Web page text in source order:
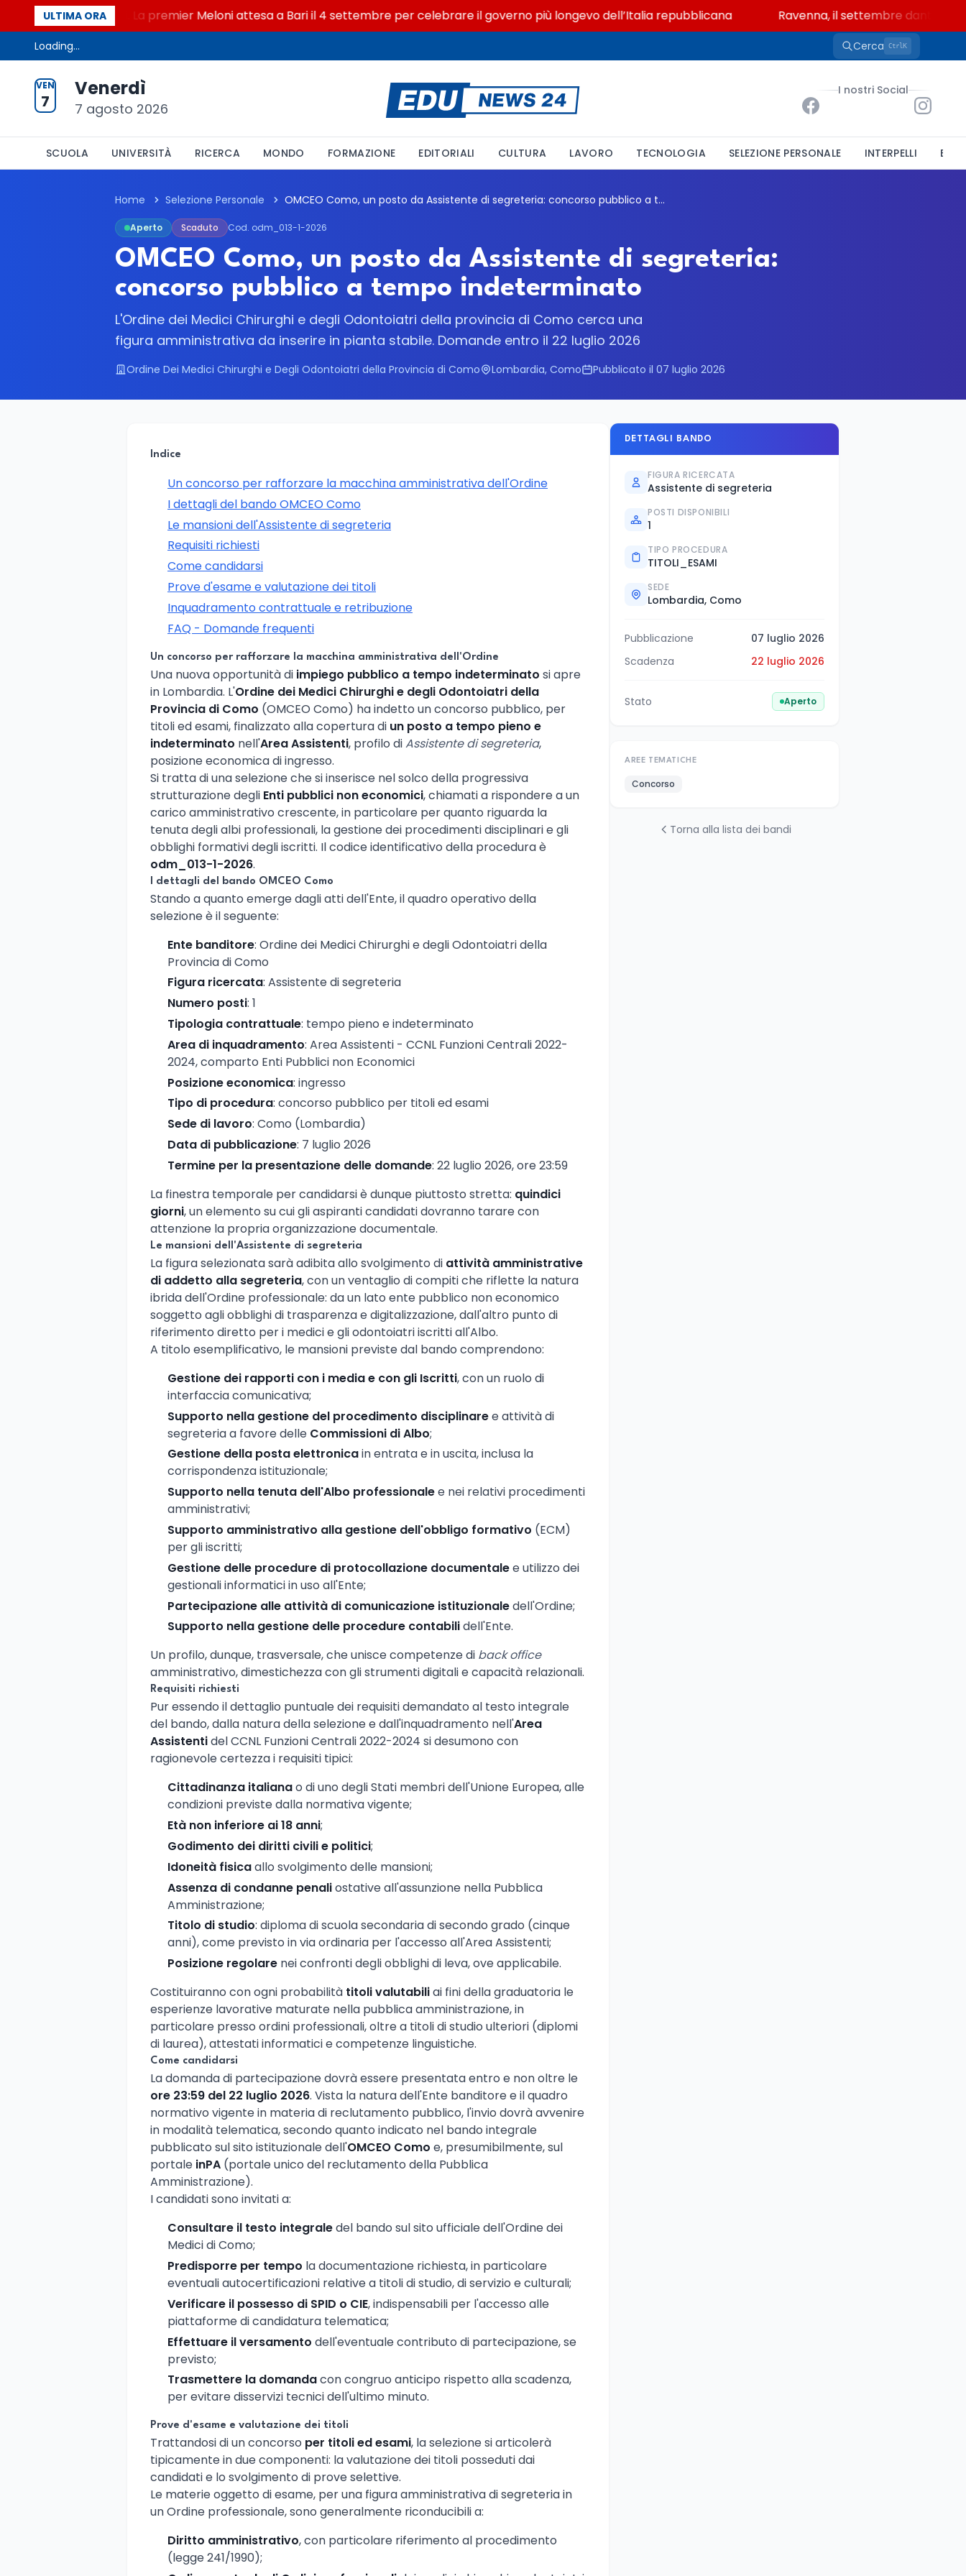
ULTIMA ORA
elettorale e Rai. La premier Meloni attesa a Bari il 4 settembre per celebrare il governo più longevo dell’Italia repubblicana Ravenna, il settembre dantesco nel
Loading... Cerca CtrlK
VEN
7
Venerdì
7 agosto 2026
I nostri Social
SCUOLA UNIVERSITÀ RICERCA MONDO FORMAZIONE EDITORIALI CULTURA LAVORO TECNOLOGIA SELEZIONE PERSONALE INTERPELLI
Home Selezione Personale OMCEO Como, un posto da Assistente di segreteria: concorso pubblico a tempo indeterminato
Aperto Scaduto Cod. odm_013-1-2026
OMCEO Como, un posto da Assistente di segreteria:
concorso pubblico a tempo indeterminato
L'Ordine dei Medici Chirurghi e degli Odontoiatri della provincia di Como cerca una
figura amministrativa da inserire in pianta stabile. Domande entro il 22 luglio 2026
Ordine Dei Medici Chirurghi e Degli Odontoiatri della Provincia di Como Lombardia, Como Pubblicato il 07 luglio 2026
Indice
Un concorso per rafforzare la macchina amministrativa dell'Ordine
I dettagli del bando OMCEO Como
Le mansioni dell'Assistente di segreteria
Requisiti richiesti
Come candidarsi
Prove d'esame e valutazione dei titoli
Inquadramento contrattuale e retribuzione
FAQ - Domande frequenti
Un concorso per rafforzare la macchina amministrativa dell'Ordine
Una nuova opportunità di impiego pubblico a tempo indeterminato si apre
in Lombardia. L'Ordine dei Medici Chirurghi e degli Odontoiatri della
Provincia di Como (OMCEO Como) ha indetto un concorso pubblico, per
titoli ed esami, finalizzato alla copertura di un posto a tempo pieno e
indeterminato nell'Area Assistenti, profilo diAssistente di segreteria,
posizione economica di ingresso.
Si tratta di una selezione che si inserisce nel solco della progressiva
strutturazione degli Enti pubblici non economici, chiamati a rispondere a un
carico amministrativo crescente, in particolare per quanto riguarda la
tenuta degli albi professionali, la gestione dei procedimenti disciplinari e gli
obblighi formativi degli iscritti. Il codice identificativo della procedura è
odm_013-1-2026.
I dettagli del bando OMCEO Como
Stando a quanto emerge dagli atti dell'Ente, il quadro operativo della
selezione è il seguente:
Ente banditore: Ordine dei Medici Chirurghi e degli Odontoiatri della
Provincia di Como
Figura ricercata: Assistente di segreteria
Numero posti: 1
Tipologia contrattuale: tempo pieno e indeterminato
Area di inquadramento: Area Assistenti - CCNL Funzioni Centrali 2022-
2024, comparto Enti Pubblici non Economici
Posizione economica: ingresso
Tipo di procedura: concorso pubblico per titoli ed esami
Sede di lavoro: Como (Lombardia)
Data di pubblicazione: 7 luglio 2026
Termine per la presentazione delle domande: 22 luglio 2026, ore 23:59
La finestra temporale per candidarsi è dunque piuttosto stretta: quindici
giorni, un elemento su cui gli aspiranti candidati dovranno tarare con
attenzione la propria organizzazione documentale.
Le mansioni dell'Assistente di segreteria
La figura selezionata sarà adibita allo svolgimento di attività amministrative
di addetto alla segreteria, con un ventaglio di compiti che riflette la natura
ibrida dell'Ordine professionale: da un lato ente pubblico non economico
soggetto agli obblighi di trasparenza e digitalizzazione, dall'altro punto di
riferimento diretto per i medici e gli odontoiatri iscritti all'Albo.
A titolo esemplificativo, le mansioni previste dal bando comprendono:
Gestione dei rapporti con i media e con gli Iscritti, con un ruolo di
interfaccia comunicativa;
Supporto nella gestione del procedimento disciplinaree attività di
segreteria a favore delle Commissioni di Albo;
Gestione della posta elettronicain entrata e in uscita, inclusa la
corrispondenza istituzionale;
Supporto nella tenuta dell'Albo professionalee nei relativi procedimenti
amministrativi;
Supporto amministrativo alla gestione dell'obbligo formativo (ECM)
per gli iscritti;
Gestione delle procedure di protocollazione documentalee utilizzo dei
gestionali informatici in uso all'Ente;
Partecipazione alle attività di comunicazione istituzionaledell'Ordine;
Supporto nella gestione delle procedure contabilidell'Ente.
Un profilo, dunque, trasversale, che unisce competenze di back office
amministrativo, dimestichezza con gli strumenti digitali e capacità relazionali.
Requisiti richiesti
Pur essendo il dettaglio puntuale dei requisiti demandato al testo integrale
del bando, dalla natura della selezione e dall'inquadramento nell'Area
Assistentidel CCNL Funzioni Centrali 2022-2024 si desumono con
ragionevole certezza i requisiti tipici:
Cittadinanza italianao di uno degli Stati membri dell'Unione Europea, alle
condizioni previste dalla normativa vigente;
Età non inferiore ai 18 anni;
Godimento dei diritti civili e politici;
Idoneità fisicaallo svolgimento delle mansioni;
Assenza di condanne penaliostative all'assunzione nella Pubblica
Amministrazione;
Titolo di studio: diploma di scuola secondaria di secondo grado (cinque
anni), come previsto in via ordinaria per l'accesso all'Area Assistenti;
Posizione regolare nei confronti degli obblighi di leva, ove applicabile.
Costituiranno con ogni probabilità titoli valutabiliai fini della graduatoria le
esperienze lavorative maturate nella pubblica amministrazione, in
particolare presso ordini professionali, oltre a titoli di studio ulteriori (diplomi
di laurea), attestati informatici e competenze linguistiche.
Come candidarsi
La domanda di partecipazione dovrà essere presentata entro e non oltre le
ore 23:59 del 22 luglio 2026. Vista la natura dell'Ente banditore e il quadro
normativo vigente in materia di reclutamento pubblico, l'invio dovrà avvenire
in modalità telematica, secondo quanto indicato nel bando integrale
pubblicato sul sito istituzionale dell'OMCEO Como e, presumibilmente, sul
portale inPA (portale unico del reclutamento della Pubblica
Amministrazione).
I candidati sono invitati a:
Consultare il testo integraledel bando sul sito ufficiale dell'Ordine dei
Medici di Como;
Predisporre per tempo la documentazione richiesta, in particolare
eventuali autocertificazioni relative a titoli di studio, di servizio e culturali;
Verificare il possesso di SPID o CIE, indispensabili per l'accesso alle
piattaforme di candidatura telematica;
Effettuare il versamento dell'eventuale contributo di partecipazione, se
previsto;
Trasmettere la domandacon congruo anticipo rispetto alla scadenza,
per evitare disservizi tecnici dell'ultimo minuto.
Prove d'esame e valutazione dei titoli
Trattandosi di un concorso per titoli ed esami, la selezione si articolerà
tipicamente in due componenti: la valutazione dei titoli posseduti dai
candidati e lo svolgimento di prove selettive.
Le materie oggetto di esame, per una figura amministrativa di segreteria in
un Ordine professionale, sono generalmente riconducibili a:
Diritto amministrativo, con particolare riferimento al procedimento
(legge 241/1990);
DETTAGLI BANDO
FIGURA RICERCATA
Assistente di segreteria
POSTI DISPONIBILI
1
TIPO PROCEDURA
TITOLI_ESAMI
SEDE
Lombardia, Como
Pubblicazione
07 luglio 2026
Scadenza
22 luglio 2026
Stato Aperto
AREE TEMATICHE
Concorso
Torna alla lista dei bandi